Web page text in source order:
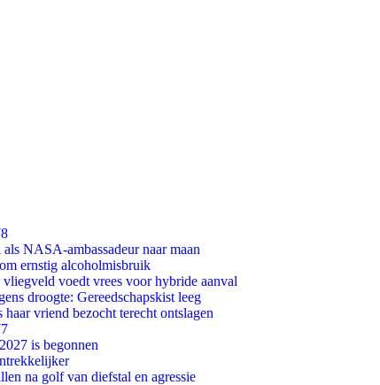
NASA-ambassadeur naar maan
ernstig alcoholmisbruik
voedt vrees voor hybride aanval
droogte: Gereedschapskist leeg
vriend bezocht terecht ontslagen
is begonnen
na golf van diefstal en agressie